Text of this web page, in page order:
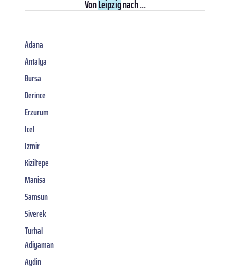
VonLeipzignach ...
Adana
Antalya
Bursa
Derince
Erzurum
Icel
Izmir
Kiziltepe
Manisa
Samsun
Siverek
Turhal
Adiyaman
Aydin